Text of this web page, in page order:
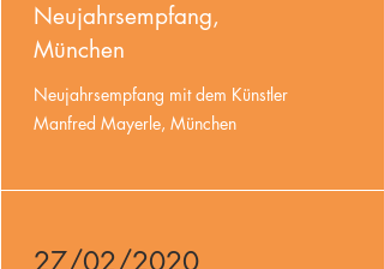
Neujahrsempfang,
München
Neujahrsempfang mit dem Künstler
Manfred Mayerle, München
27/02/2020